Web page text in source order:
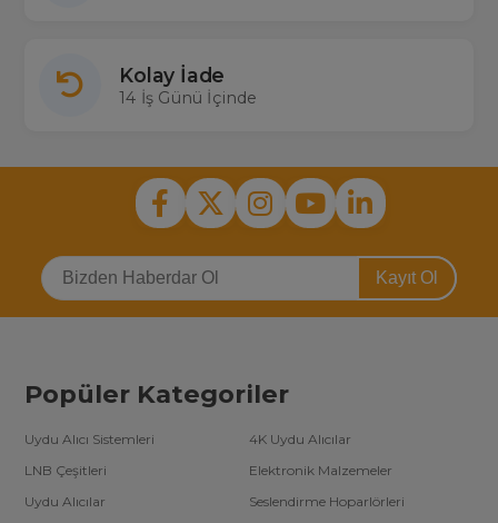
Kolay İade
14 İş Günü İçinde
Kayıt Ol
Popüler Kategoriler
Uydu Alıcı Sistemleri
4K Uydu Alıcılar
LNB Çeşitleri
Elektronik Malzemeler
Uydu Alıcılar
Seslendirme Hoparlörleri